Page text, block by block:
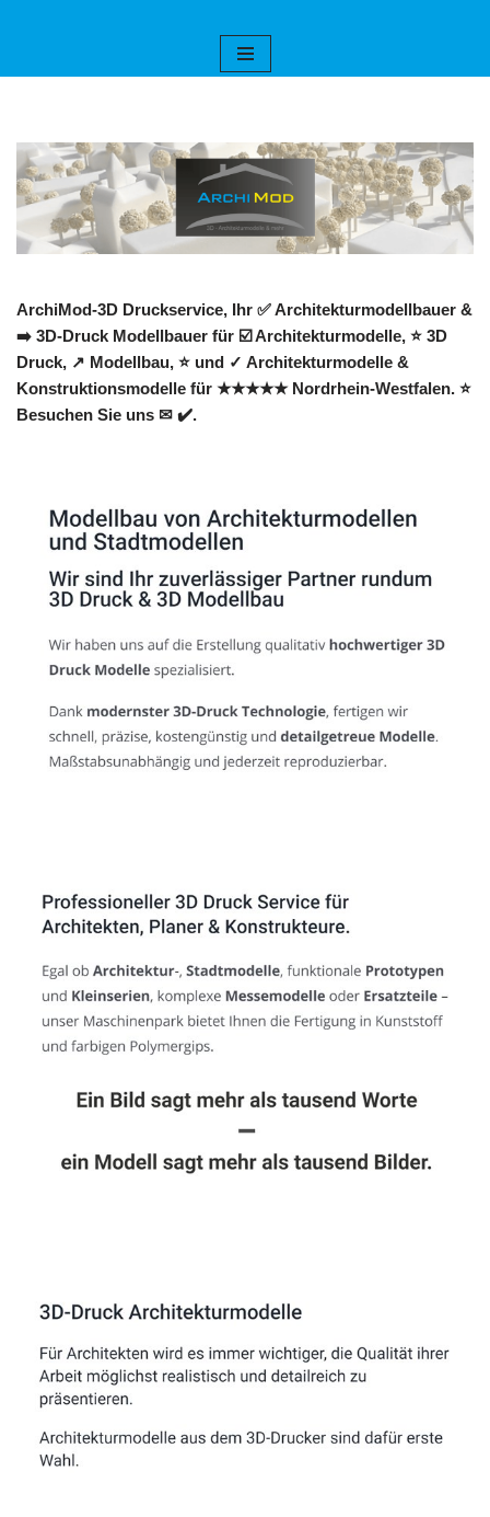
ArchiMod-3D Druckservice, Ihr ✅ Architekturmodellbauer &
➡️ 3D-Druck Modellbauer für ☑️ Architekturmodelle, ⭐ 3D
Druck, ↗️ Modellbau, ⭐ und ✓ Architekturmodelle &
Konstruktionsmodelle für ★★★★★ Nordrhein-Westfalen. ⭐
Besuchen Sie uns ✉ ✔️.